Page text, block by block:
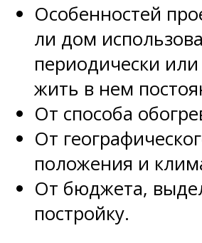
Особенностей
ли дом
периодически
жить в нем
От способа
От
положения и
От бюджета,
постройку.